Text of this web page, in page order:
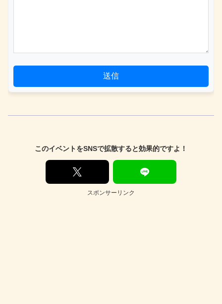
送信
このイベントをSNSで拡散すると効果的ですよ！
スポンサーリンク